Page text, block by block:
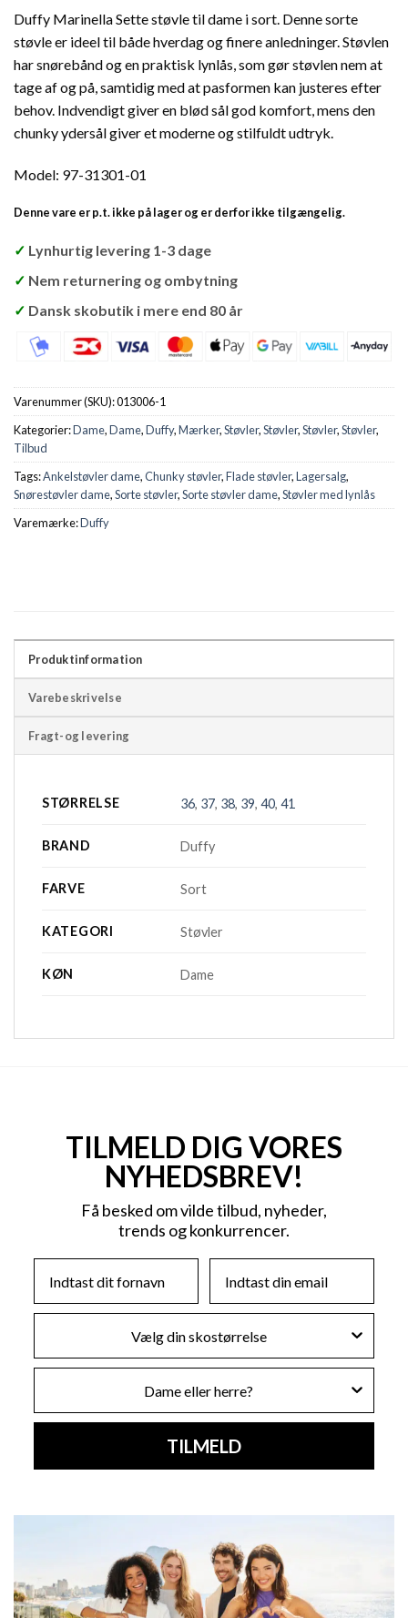
Duffy Marinella Sette støvle til dame i sort. Denne sorte
støvle er ideel til både hverdag og finere anledninger. Støvlen
har snørebånd og en praktisk lynlås, som gør støvlen nem at
tage af og på, samtidig med at pasformen kan justeres efter
behov. Indvendigt giver en blød sål god komfort, mens den
chunky ydersål giver et moderne og stilfuldt udtryk.
Model: 97-31301-01
Denne vare er p.t. ikke på lager og er derfor ikke tilgængelig.
✓ Lynhurtig levering 1-3 dage
✓ Nem returnering og ombytning
✓ Dansk skobutik i mere end 80 år
Varenummer (SKU):013006-1
Kategorier:Dame,Dame,Duffy,Mærker,Støvler,Støvler,Støvler,Støvler,
Tilbud
Tags:Ankelstøvler dame,Chunky støvler,Flade støvler,Lagersalg,
Snørestøvler dame,Sorte støvler,Sorte støvler dame,Støvler med lynlås
Varemærke:Duffy
Produktinformation
Varebeskrivelse
Fragt-og levering
STØRRELSE 36, 37, 38, 39,40,41
BRAND Duffy
FARVE Sort
KATEGORI Støvler
KØN Dame
TILMELD DIG VORES
NYHEDSBREV!
Få besked om vilde tilbud, nyheder,
trends og konkurrencer.
TILMELD